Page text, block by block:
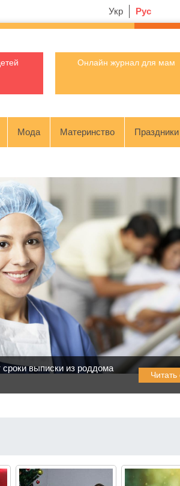
Укр Рус
Онлайн журнал для мам
Мода Материнство Праздники
сроки выписки из роддома
Читать